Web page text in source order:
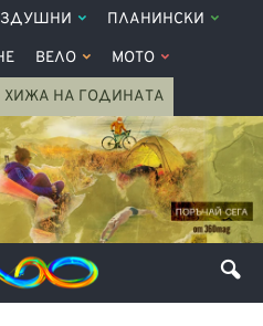
ПЛАНИНСКИ
ВЕЛО МОТО
ХИЖА НА ГОДИНАТА